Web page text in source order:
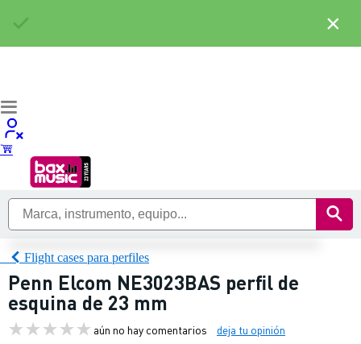
Flight cases para perfiles
Penn Elcom NE3023BAS perfil de
esquina de 23 mm
aún no hay comentarios deja tu opinión
×